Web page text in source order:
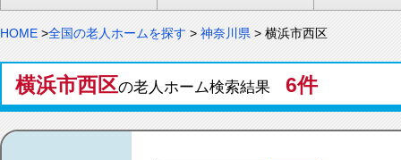
HOME >全国の老人ホームを探す > 神奈川県 > 横浜市西区
横浜市西区の老人ホーム検索結果 6件